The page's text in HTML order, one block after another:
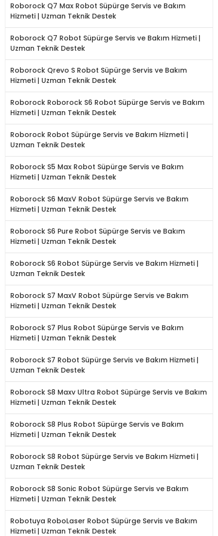
Roborock Q7 Max Robot Süpürge Servis ve Bakım
Hizmeti | Uzman Teknik Destek
Roborock Q7 Robot Süpürge Servis ve Bakım Hizmeti |
Uzman Teknik Destek
Roborock Qrevo S Robot Süpürge Servis ve Bakım
Hizmeti | Uzman Teknik Destek
Roborock Roborock S6 Robot Süpürge Servis ve Bakım
Hizmeti | Uzman Teknik Destek
Roborock Robot Süpürge Servis ve Bakım Hizmeti |
Uzman Teknik Destek
Roborock S5 Max Robot Süpürge Servis ve Bakım
Hizmeti | Uzman Teknik Destek
Roborock S6 MaxV Robot Süpürge Servis ve Bakım
Hizmeti | Uzman Teknik Destek
Roborock S6 Pure Robot Süpürge Servis ve Bakım
Hizmeti | Uzman Teknik Destek
Roborock S6 Robot Süpürge Servis ve Bakım Hizmeti |
Uzman Teknik Destek
Roborock S7 MaxV Robot Süpürge Servis ve Bakım
Hizmeti | Uzman Teknik Destek
Roborock S7 Plus Robot Süpürge Servis ve Bakım
Hizmeti | Uzman Teknik Destek
Roborock S7 Robot Süpürge Servis ve Bakım Hizmeti |
Uzman Teknik Destek
Roborock S8 Maxv Ultra Robot Süpürge Servis ve Bakım
Hizmeti | Uzman Teknik Destek
Roborock S8 Plus Robot Süpürge Servis ve Bakım
Hizmeti | Uzman Teknik Destek
Roborock S8 Robot Süpürge Servis ve Bakım Hizmeti |
Uzman Teknik Destek
Roborock S8 Sonic Robot Süpürge Servis ve Bakım
Hizmeti | Uzman Teknik Destek
Robotuya RoboLaser Robot Süpürge Servis ve Bakım
Hizmeti | Uzman Teknik Destek